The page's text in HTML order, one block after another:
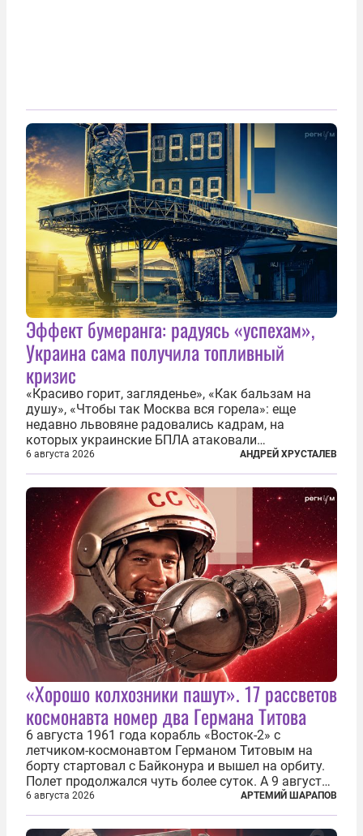
Эффект бумеранга: радуясь «успехам»,
Украина сама получила топливный
кризис
«Красиво горит, загляденье», «Как бальзам на
душу», «Чтобы так Москва вся горела»: еще
недавно львовяне радовались кадрам, на
которых украинские БПЛА атаковали
нефтеперерабатывающие предприятия России. В
скором времени оказалось, что в «эту игру можно
играть вдвоем» — российские дроны только за...
6 августа 2026 АНДРЕЙ ХРУСТАЛЕВ
«Хорошо колхозники пашут». 17 рассветов
космонавта номер два Германа Титова
6 августа 1961 года корабль «Восток-2» с
летчиком-космонавтом Германом Титовым на
борту стартовал с Байконура и вышел на орбиту.
Полет продолжался чуть более суток. А 9 августа
второй человек в космосе получил звезду Героя
Советского Союза и орден Ленина. Миссия Титова
зачастую находится несколько...
6 августа 2026 АРТЕМИЙ ШАРАПОВ